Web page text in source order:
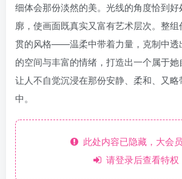
细体会那份淡然的美。光线的角度恰到
廓，使画面既真实又富有艺术层次。整
贯的风格——温柔中带着力量，克制中透
的空间与丰富的情绪，打造出一个属于她
让人不自觉沉浸在那份安静、柔和、又略
中。
此处内容已隐藏，大会
请登录后查看特权